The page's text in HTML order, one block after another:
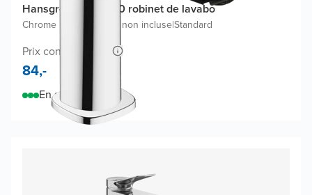
Hansgrohe Logis 110 robinet de lavabo
Chrome Brillant Bonde non incluse|Standard
Prix conseillé 146,-
84,-
En stock